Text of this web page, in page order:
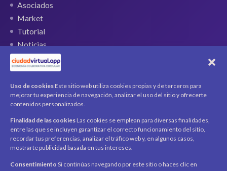
Uso de cookies Este sitio web utiliza cookies propias y de terceros para
mejorar tu experiencia de navegación, analizar el uso del sitio y ofrecerte
contenidos personalizados.
Finalidad de las cookies Las cookies se emplean para diversas finalidades,
entre las que se incluyen garantizar el correcto funcionamiento del sitio,
recordar tus preferencias, analizar el tráfico web y, en algunos casos,
mostrarte publicidad basada en tus intereses.
Consentimiento Si continúas navegando por este sitio o haces clic en
Asociados
Market
Tutorial
Noticias
QR Ticket
CUENTA
Mi cuenta
Productos / Servicios
Asociados
Acerca deContactoNoticias